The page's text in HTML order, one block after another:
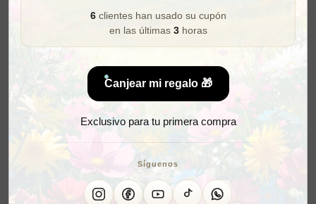
6clientes han usado su cupón
en las últimas 3horas
Canjear mi regalo 🎁
Exclusivo para tu primera compra
Síguenos